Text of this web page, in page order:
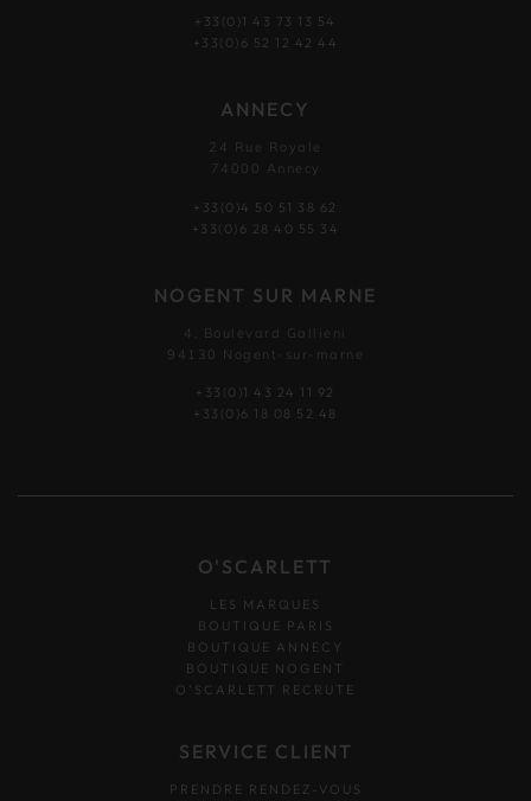
+33(0)1 43 73 13 54
+33(0)6 52 12 42 44
ANNECY
24 Rue Royale
74000 Annecy
+33(0)4 50 51 38 62
+33(0)6 28 40 55 34
NOGENT SUR MARNE
4, Boulevard Gallieni
94130 Nogent-sur-marne
+33(0)1 43 24 11 92
+33(0)6 18 08 52 48
O'SCARLETT
LES MARQUES
BOUTIQUE PARIS
BOUTIQUE ANNECY
BOUTIQUE NOGENT
O’SCARLETT RECRUTE
SERVICE CLIENT
PRENDRE RENDEZ-VOUS